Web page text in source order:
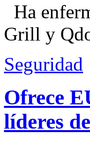
Ha
Grill y
Seguridad
Ofrece
líderes